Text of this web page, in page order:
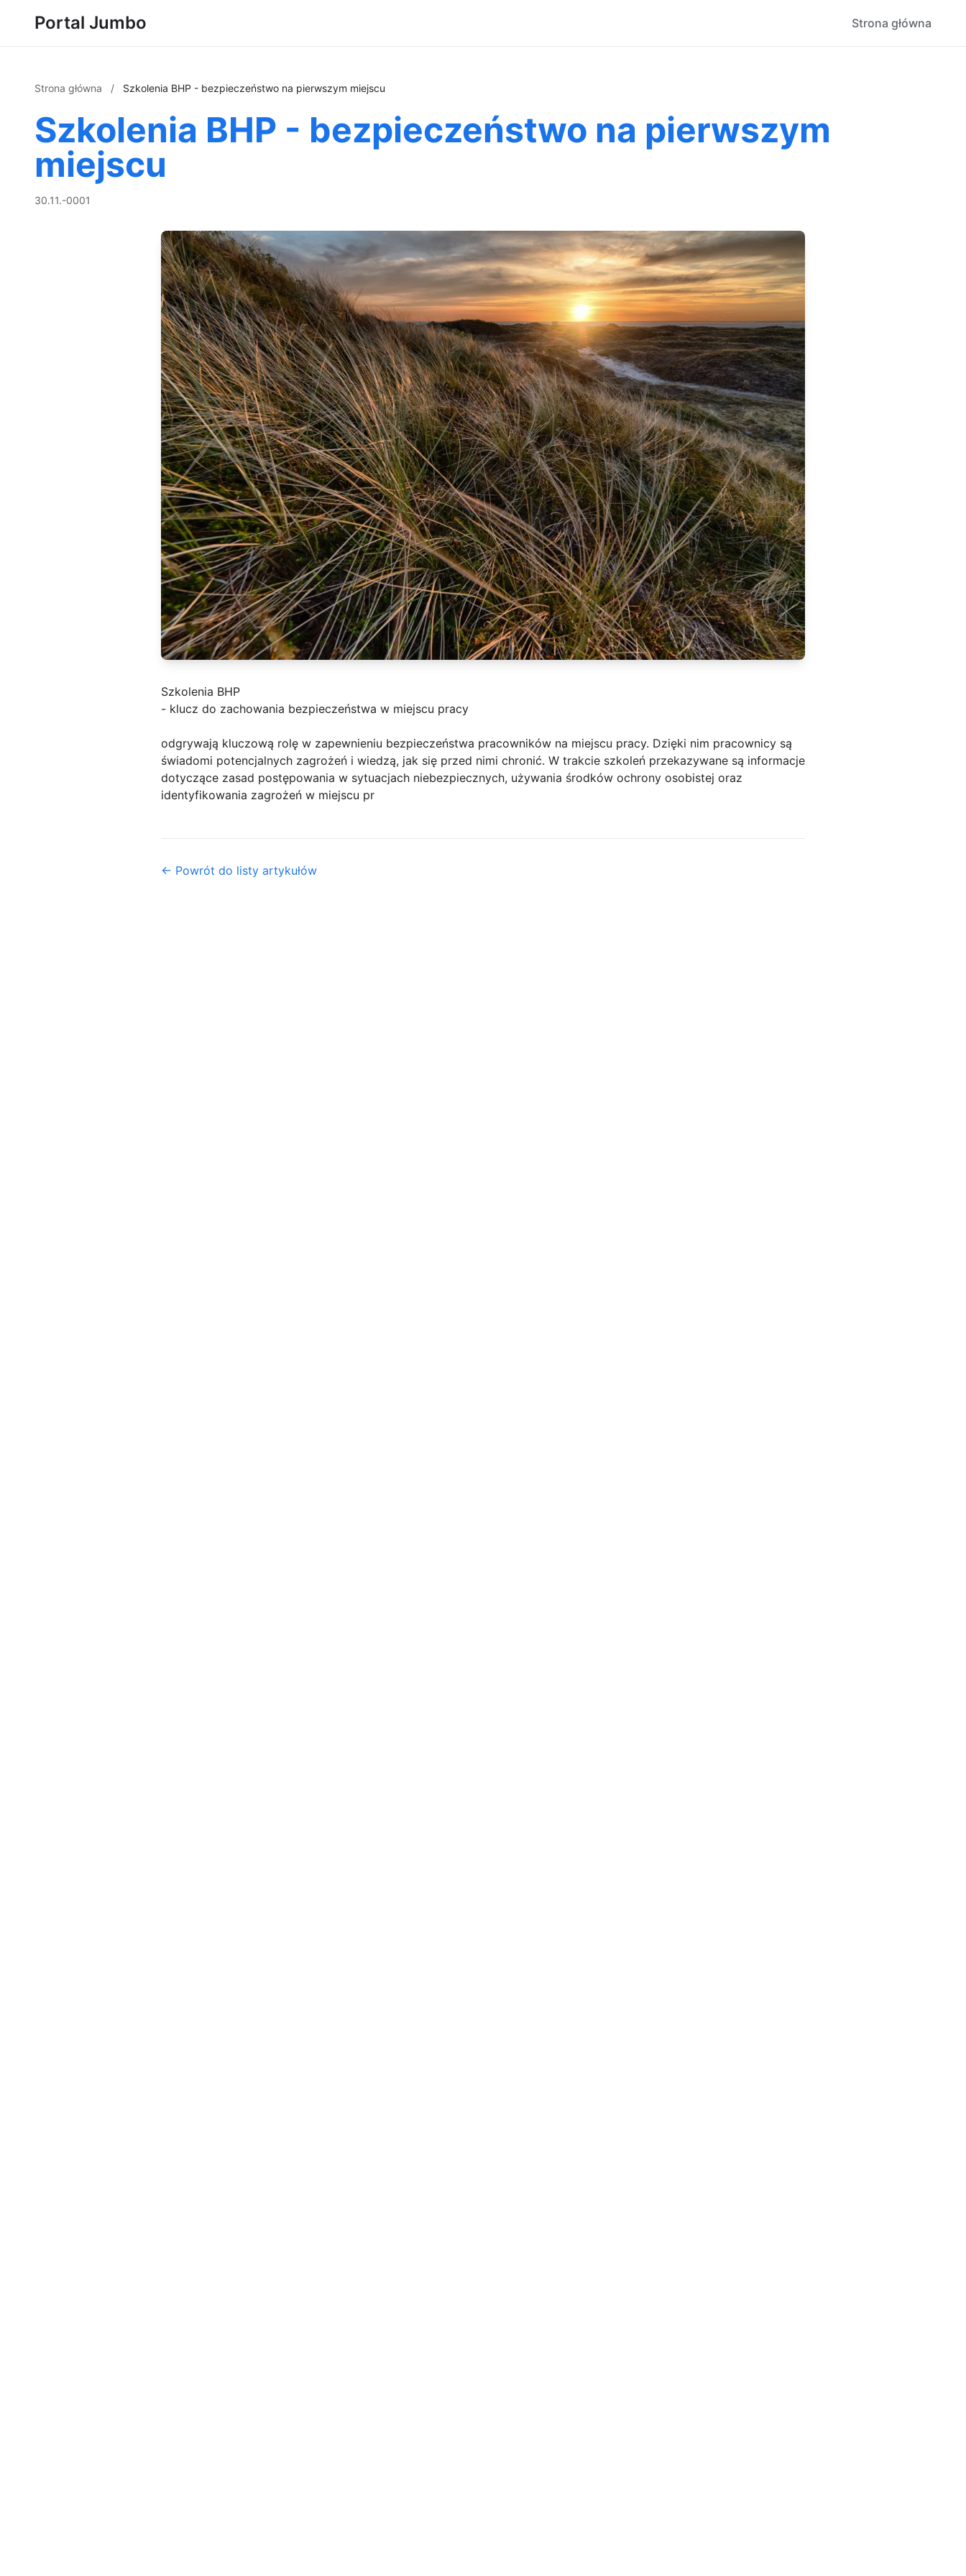
Portal Jumbo Strona główna
Strona główna / Szkolenia BHP - bezpieczeństwo na pierwszym miejscu
Szkolenia BHP - bezpieczeństwo na pierwszym
miejscu
30.11.-0001
Szkolenia BHP
- klucz do zachowania bezpieczeństwa w miejscu pracy
odgrywają kluczową rolę w zapewnieniu bezpieczeństwa pracowników na miejscu pracy. Dzięki nim pracownicy są
świadomi potencjalnych zagrożeń i wiedzą, jak się przed nimi chronić. W trakcie szkoleń przekazywane są informacje
dotyczące zasad postępowania w sytuacjach niebezpiecznych, używania środków ochrony osobistej oraz
identyfikowania zagrożeń w miejscu pr
← Powrót do listy artykułów